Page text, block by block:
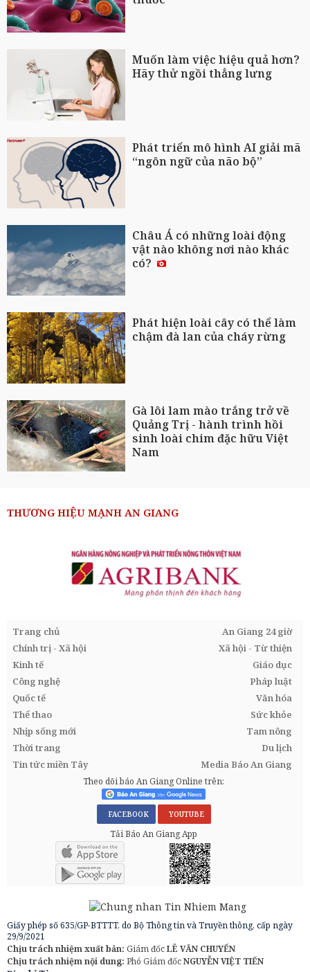
Muốn làm việc hiệu quả hơn?
Hãy thử ngồi thẳng lưng
Phát triển mô hình AI giải mã
“ngôn ngữ của não bộ”
Châu Á có những loài động
vật nào không nơi nào khác
có?
Phát hiện loài cây có thể làm
chậm đà lan của cháy rừng
Gà lôi lam mào trắng trở về
Quảng Trị - hành trình hồi
sinh loài chim đặc hữu Việt
Nam
THƯƠNG HIỆU MẠNH AN GIANG
Trang chủ
An Giang 24 giờ
Chính trị - Xã hội
Xã hội - Từ thiện
Kinh tế
Giáo dục
Công nghệ
Pháp luật
Quốc tế
Văn hóa
Thể thao
Sức khỏe
Nhịp sống mới
Tam nông
Thời trang
Du lịch
Tin tức miền Tây
Media Báo An Giang
Theo dõi báo An Giang Online trên:
FACEBOOK YOUTUBE
Tải Báo An Giang App
Giấy phép số 635/GP-BTTTT, do Bộ Thông tin và Truyền thông, cấp ngày
29/9/2021
Chịu trách nhiệm xuất bản: Giám đốcLÊ VĂN CHUYỂN
Chịu trách nhiệm nội dung: Phó Giám đốcNGUYỄN VIỆT TIẾN